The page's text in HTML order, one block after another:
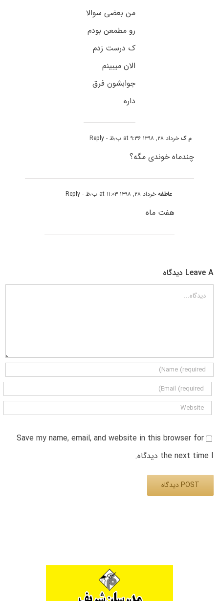
من بعضی سوالا
رو مطمعن بودم
ک درست زدم
الان میبینم
جوابشون فرق
داره
م کخرداد ۲۸, ۱۳۹۸ at ۹:۳۶ ب٫ظ - Reply
چندماه خوندی مگه؟
عاطفهخرداد ۲۸, ۱۳۹۸ at ۱۱:۰۳ ب٫ظ - Reply
هفت ماه
Leave A دیدگاه
دیدگاه
Save my name, email, and website in this browser for
the next time I دیدگاه.